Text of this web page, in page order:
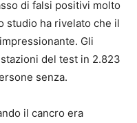
di falsi positivi molto
studio ha rivelato che il
impressionante. Gli
del test in 2.823
senza.
il cancro era